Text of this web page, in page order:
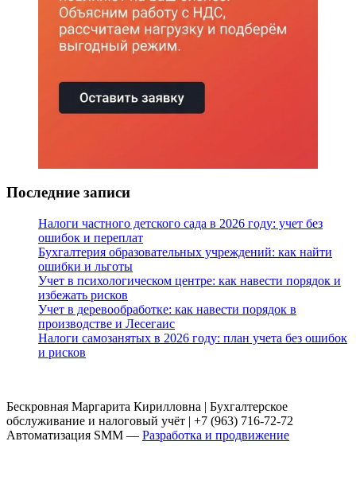
Последние записи
Налоги частного детского сада в 2026 году: учет без
ошибок и переплат
Бухгалтерия образовательных учреждений: как найти
ошибки и льготы
Учет в психологическом центре: как навести порядок и
избежать рисков
Учет в деревообработке: как навести порядок в
производстве и Лесегаис
Налоги самозанятых в 2026 году: план учета без ошибок
и рисков
Бескровная Маргарита Кирилловна | Бухгалтерское
обслуживание и налоговый учёт | +7 (963) 716-72-72
Автоматизация SMM — Разработка и продвижение